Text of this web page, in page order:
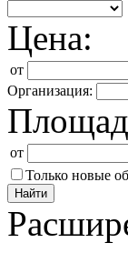
Цена:
от
Организация:
от
Только новые
Найти